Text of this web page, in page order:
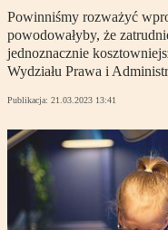
Powinniśmy rozważyć
powodowałyby, że
jednoznacznie
Wydziału Prawa i
Publikacja: 21.03.2023 13:41